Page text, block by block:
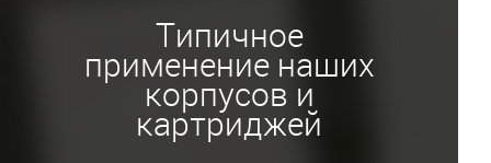
Типичное
применение наших
корпусов и
картриджей